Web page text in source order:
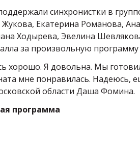
синхронистки в
Екатерина Романова,
Ходырева, Эвелина
за произвольную
хорошо. Я довольна. Мы
мне понравилась. Надеюсь,
области Даша Фомина.
программа